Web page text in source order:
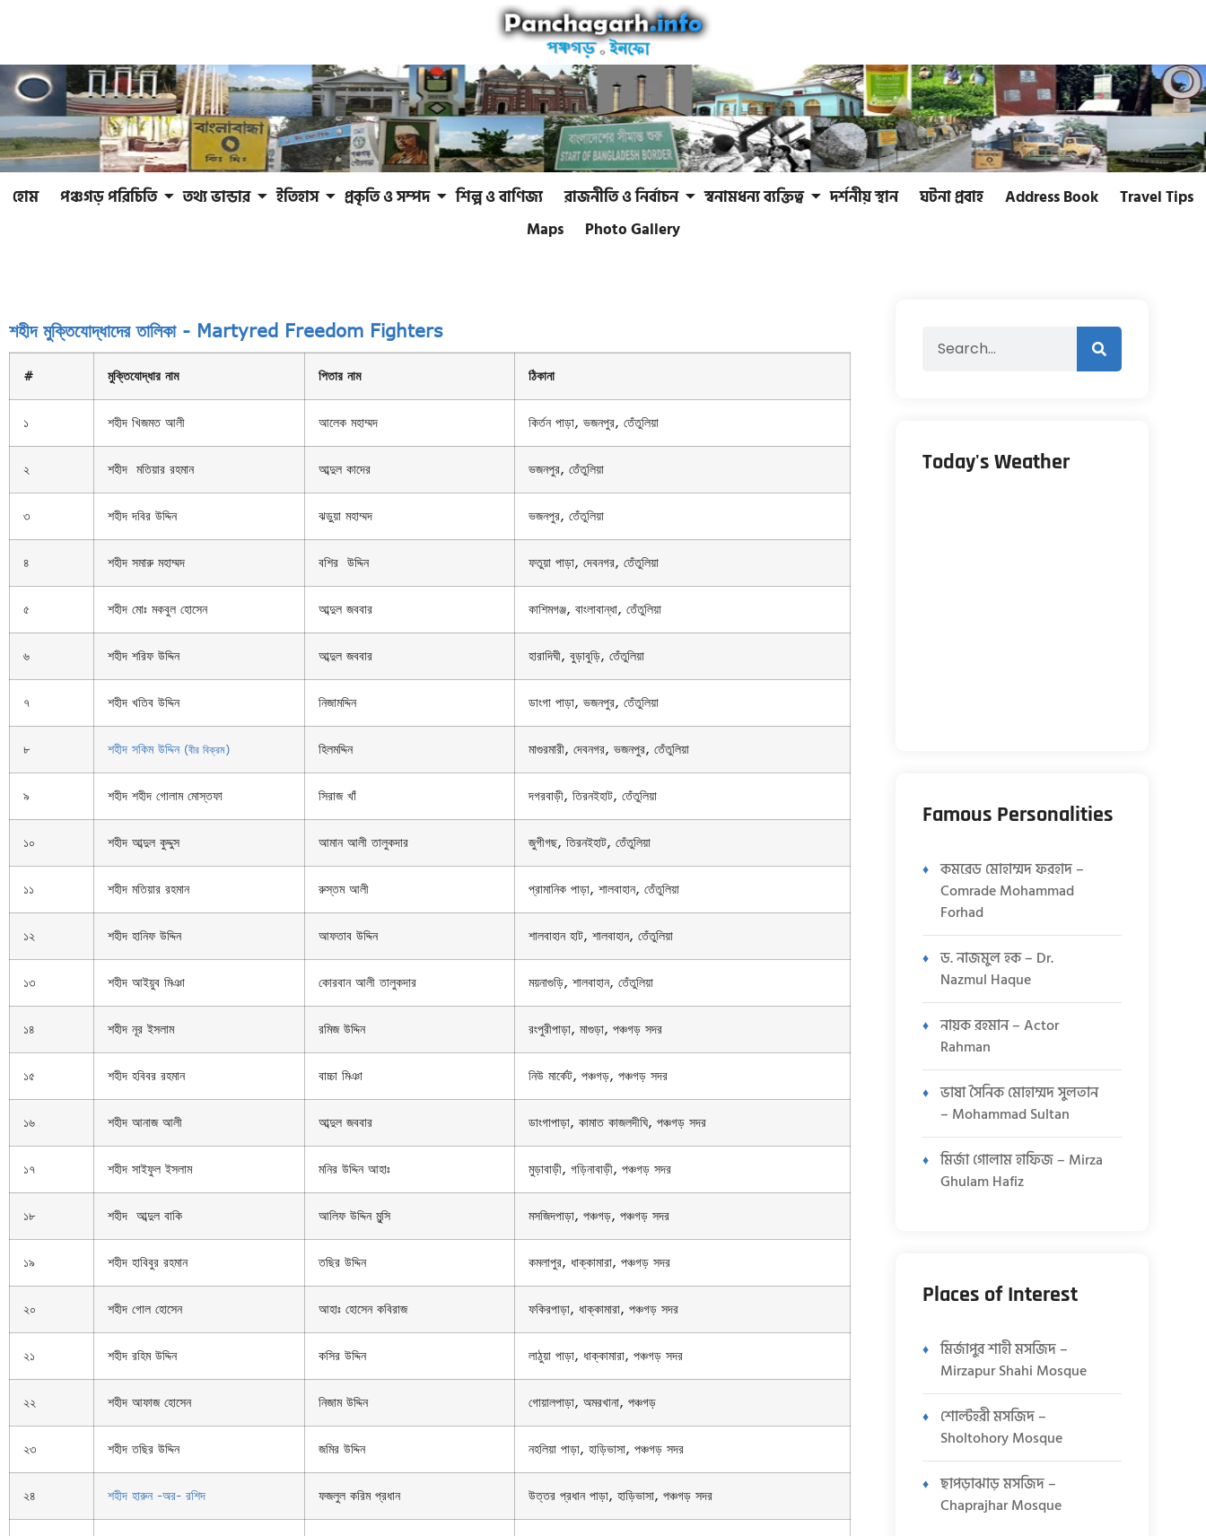
হোম পঞ্চগড় পরিচিতি তথ্য ভান্ডার ইতিহাস প্রকৃতি ও সম্পদ শিল্প ও বাণিজ্য রাজনীতি ও নির্বাচন স্বনামধন্য ব্যক্তিত্ব দর্শনীয় স্থান ঘটনা প্রবাহ Address Book
Travel Tips
Maps
Photo Gallery
শহীদ মুক্তিযোদ্ধাদের তালিকা - Martyred Freedom Fighters
# মুক্তিযোদ্ধার নাম পিতার নাম ঠিকানা
১ শহীদ খিজমত আলী আলেক মহাম্মদ কির্তন পাড়া, ভজনপুর, তেঁতুলিয়া
২ শহীদ মতিয়ার রহমান আব্দুল কাদের ভজনপুর, তেঁতুলিয়া
৩ শহীদ দবির উদ্দিন ঝড়ুয়া মহাম্মদ ভজনপুর, তেঁতুলিয়া
৪ শহীদ সমারু মহাম্মদ বশির উদ্দিন ফতুয়া পাড়া, দেবনগর, তেঁতুলিয়া
৫ শহীদ মোঃ মকবুল হোসেন আব্দুল জববার কাশিমগঞ্জ, বাংলাবান্ধা, তেঁতুলিয়া
৬ শহীদ শরিফ উদ্দিন আব্দুল জববার হারাদিঘী, বুড়াবুড়ি, তেঁতুলিয়া
৭ শহীদ খতিব উদ্দিন নিজামদ্দিন ডাংগা পাড়া, ভজনপুর, তেঁতুলিয়া
৮ শহীদ সকিম উদ্দিন (বীর বিক্রম) হিলমদ্দিন মাগুরমারী, দেবনগর, ভজনপুর, তেঁতুলিয়া
৯ শহীদ শহীদ গোলাম মোস্তফা সিরাজ খাঁ দগরবাড়ী, তিরনইহাট, তেঁতুলিয়া
১০ শহীদ আব্দুল কুদ্দুস আমান আলী তালুকদার জুগীগছ, তিরনইহাট, তেঁতুলিয়া
১১ শহীদ মতিয়ার রহমান রুস্তম আলী প্রামানিক পাড়া, শালবাহান, তেঁতুলিয়া
১২ শহীদ হানিফ উদ্দিন আফতাব উদ্দিন শালবাহান হাট, শালবাহান, তেঁতুলিয়া
১৩ শহীদ আইয়ুব মিঞা কোরবান আলী তালুকদার ময়নাগুড়ি, শালবাহান, তেঁতুলিয়া
১৪ শহীদ নূর ইসলাম রমিজ উদ্দিন রংপুরীপাড়া, মাগুড়া, পঞ্চগড় সদর
১৫ শহীদ হবিবর রহমান বাচ্চা মিঞা নিউ মার্কেট, পঞ্চগড়, পঞ্চগড় সদর
১৬ শহীদ আনাজ আলী আব্দুল জববার ডাংগাপাড়া, কামাত কাজলদীঘি, পঞ্চগড় সদর
১৭ শহীদ সাইফুল ইসলাম মনির উদ্দিন আহাঃ মুড়াবাড়ী, গড়িনাবাড়ী, পঞ্চগড় সদর
১৮ শহীদ আব্দুল বাকি আলিফ উদ্দিন মুন্সি মসজিদপাড়া, পঞ্চগড়, পঞ্চগড় সদর
১৯ শহীদ হাবিবুর রহমান তছির উদ্দিন কমলাপুর, ধাক্কামারা, পঞ্চগড় সদর
২০ শহীদ গোল হোসেন আহাঃ হোসেন কবিরাজ ফকিরপাড়া, ধাক্কামারা, পঞ্চগড় সদর
২১ শহীদ রহিম উদ্দিন কসির উদ্দিন লাঠুয়া পাড়া, ধাক্কামারা, পঞ্চগড় সদর
২২ শহীদ আফাজ হোসেন নিজাম উদ্দিন গোয়ালপাড়া, অমরখানা, পঞ্চগড়
২৩ শহীদ তছির উদ্দিন জমির উদ্দিন নহলিয়া পাড়া, হাড়িভাসা, পঞ্চগড় সদর
২৪ শহীদ হারুন -অর- রশিদ ফজলুল করিম প্রধান উত্তর প্রধান পাড়া, হাড়িভাসা, পঞ্চগড় সদর
Today's Weather
Famous Personalities
কমরেড মোহাম্মদ ফরহাদ –
Comrade Mohammad
Forhad
ড. নাজমুল হক – Dr.
Nazmul Haque
নায়ক রহমান – Actor
Rahman
ভাষা সৈনিক মোহাম্মদ সুলতান
– Mohammad Sultan
মির্জা গোলাম হাফিজ – Mirza
Ghulam Hafiz
Places of Interest
মির্জাপুর শাহী মসজিদ –
Mirzapur Shahi Mosque
শোল্টহরী মসজিদ –
Sholtohory Mosque
ছাপড়াঝাড় মসজিদ –
Chaprajhar Mosque